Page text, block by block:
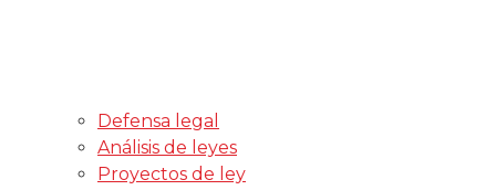
Defensa legal
Análisis de leyes
Proyectos de ley